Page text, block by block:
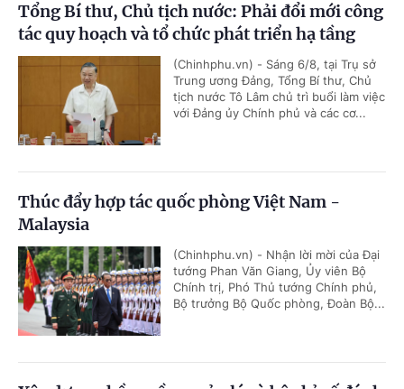
Tổng Bí thư, Chủ tịch nước: Phải đổi mới công
tác quy hoạch và tổ chức phát triển hạ tầng
(Chinhphu.vn) - Sáng 6/8, tại Trụ sở
Trung ương Đảng, Tổng Bí thư, Chủ
tịch nước Tô Lâm chủ trì buổi làm việc
với Đảng ủy Chính phủ và các cơ...
Thúc đẩy hợp tác quốc phòng Việt Nam -
Malaysia
(Chinhphu.vn) - Nhận lời mời của Đại
tướng Phan Văn Giang, Ủy viên Bộ
Chính trị, Phó Thủ tướng Chính phủ,
Bộ trưởng Bộ Quốc phòng, Đoàn Bộ...